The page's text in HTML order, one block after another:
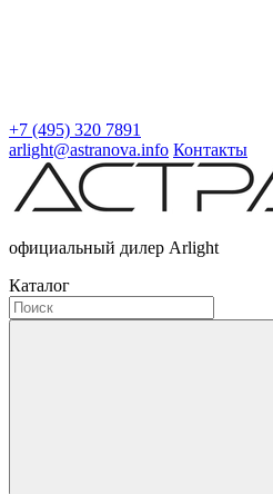
+7 (495) 320 7891
arlight@astranova.info Контакты
официальный дилер Arlight
Каталог